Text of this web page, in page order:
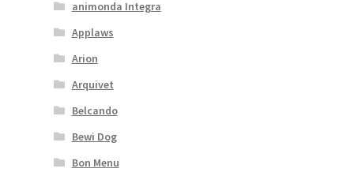
animonda Integra
Applaws
Arion
Arquivet
Belcando
Bewi Dog
Bon Menu